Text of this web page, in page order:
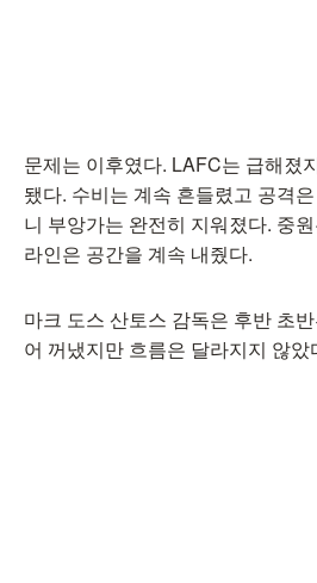
문제는 이후였다. LAFC는 급해졌
됐다. 수비는 계속 흔들렸고 공격
니 부앙가는 완전히 지워졌다. 중
라인은 공간을 계속 내줬다.
마크 도스 산토스 감독은 후반 초
어 꺼냈지만 흐름은 달라지지 않았